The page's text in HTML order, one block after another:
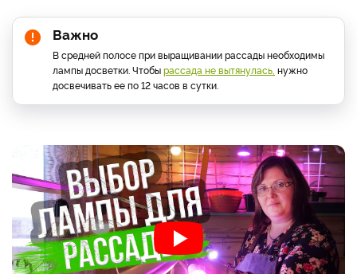
Важно
В средней полосе при выращивании рассады необходимы
лампы досветки. Чтобырассада не вытянулась, нужно
досвечивать ее по 12 часов в сутки.